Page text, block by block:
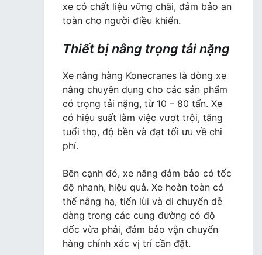
xe có chất liệu vững chãi, đảm bảo an
toàn cho người điều khiển.
Thiết bị nâng trọng tải nặng
Xe nâng hàng Konecranes là dòng xe
nâng chuyên dụng cho các sản phẩm
có trọng tải nặng, từ 10 – 80 tấn. Xe
có hiệu suất làm việc vượt trội, tăng
tuổi thọ, độ bền và đạt tối ưu về chi
phí.
Bên cạnh đó, xe nâng đảm bảo có tốc
độ nhanh, hiệu quả. Xe hoàn toàn có
thể nâng hạ, tiến lùi và di chuyển dễ
dàng trong các cung đường có độ
dốc vừa phải, đảm bảo vận chuyển
hàng chính xác vị trí cần đặt.